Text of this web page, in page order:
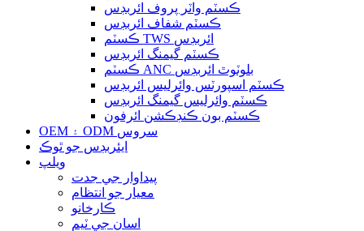
ڪسٽم واٽر پروف ائربڊس
ڪسٽم شفاف ائربڊس
ڪسٽم TWS ائربڊس
ڪسٽم گيمنگ ائربڊس
ڪسٽم ANC بلوٽوٿ ائربڊس
ڪسٽم اسپورٽس وائرليس ائربڊس
ڪسٽم وائرليس گيمنگ ائربڊس
ڪسٽم بون ڪنڊڪشن ائرفون
OEM ۽ ODM سروس
ايئربڊس جو ٿوڪ
ويلپ
پيداوار جي جدت
معيار جو انتظام
ڪارخانو
اسان جي ٽيم